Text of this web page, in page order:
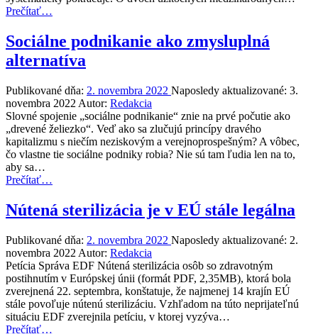
Prečítať“Michaela
z
NROZP:
v
susedom
pokračujeme
aj
po
polroku”
…
Sociálne podnikanie ako zmysluplná
alternatíva
Publikované dňa: 2. novembra 2022 Naposledy aktualizované: 3.
novembra 2022 Autor: Redakcia
Slovné spojenie „sociálne podnikanie“ znie na prvé počutie ako
„drevené želiezko“. Veď ako sa zlučujú princípy dravého
kapitalizmu s niečím neziskovým a verejnoprospešným? A vôbec,
čo vlastne tie sociálne podniky robia? Nie sú tam ľudia len na to,
aby sa…
Prečítať“Sociálne
ako
zmysluplná
…
Nútená sterilizácia je v EÚ stále legálna
Publikované dňa: 2. novembra 2022 Naposledy aktualizované: 2.
novembra 2022 Autor: Redakcia
Petícia Správa EDF Nútená sterilizácia osôb so zdravotným
postihnutím v Európskej únii (formát PDF, 2,35MB), ktorá bola
zverejnená 22. septembra, konštatuje, že najmenej 14 krajín EÚ
stále povoľuje nútenú sterilizáciu. Vzhľadom na túto neprijateľnú
situáciu EDF zverejnila petíciu, v ktorej vyzýva…
Prečítať“Nútená
…